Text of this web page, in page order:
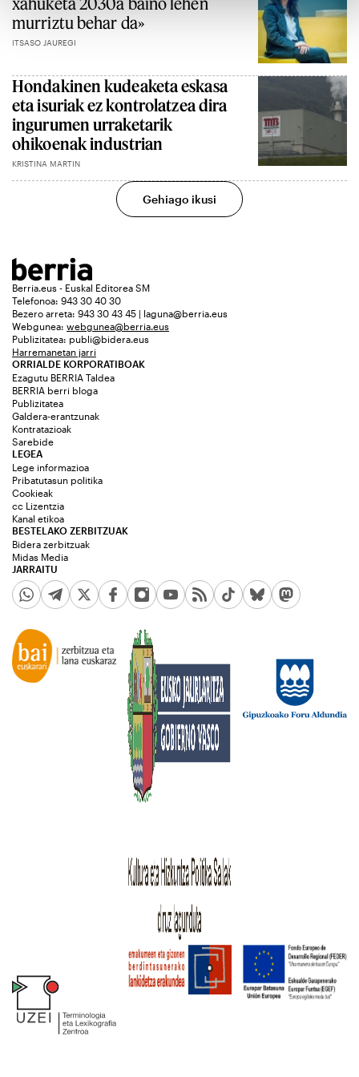
murriztu behar da»
ITSASO JAUREGI
Hondakinen kudeaketa eskasa
eta isuriak ez kontrolatzea dira
ingurumen urraketarik
ohikoenak industrian
KRISTINA MARTIN
Gehiago ikusi
Berria.eus - Euskal Editorea SM
Telefonoa: 943 30 40 30
Bezero arreta: 943 30 43 45 | laguna@berria.eus
Webgunea: webgunea@berria.eus
Publizitatea: publi@bidera.eus
Harremanetan jarri
ORRIALDE KORPORATIBOAK
Ezagutu BERRIA Taldea
BERRIA berri bloga
Publizitatea
Galdera-erantzunak
Kontratazioak
Sarebide
JARRAITU
LEGEA
Lege informazioa
Pribatutasun politika
Cookieak
cc Lizentzia
Kanal etikoa
BESTELAKO ZERBITZUAK
Bidera zerbitzuak
Midas Media